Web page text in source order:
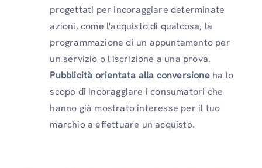
progettati per incoraggiare determinate
azioni, come l'acquisto di qualcosa, la
programmazione di un appuntamento per
un servizio o l'iscrizione a una prova.
Pubblicità orientata alla conversioneha lo
scopo di incoraggiare i consumatori che
hanno già mostrato interesse per il tuo
marchio a effettuare un acquisto.